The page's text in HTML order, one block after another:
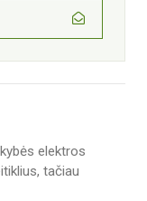
elektros
tačiau